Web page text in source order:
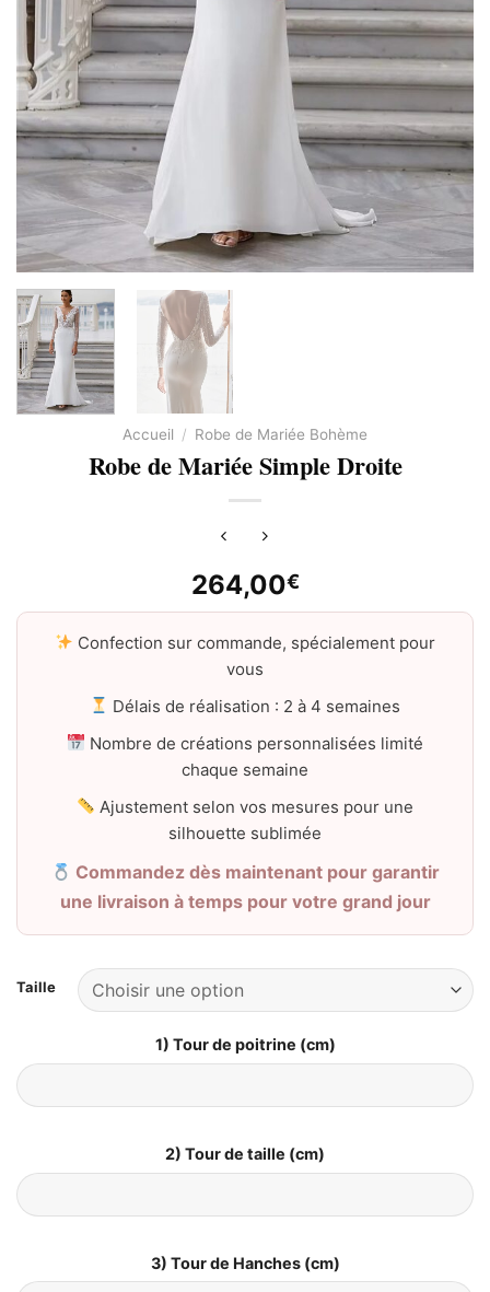
Accueil / Robe de Mariée Bohème
Robe de Mariée Simple Droite
264,00€
Confection sur commande, spécialement pour
vous
Délais de réalisation : 2 à 4 semaines
Nombre de créations personnalisées limité
chaque semaine
Ajustement selon vos mesures pour une
silhouette sublimée
Commandez dès maintenant pour garantir
une livraison à temps pour votre grand jour
Taille
1) Tour de poitrine (cm)
2) Tour de taille (cm)
3) Tour de Hanches (cm)